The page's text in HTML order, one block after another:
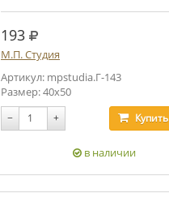
193 руб.
М.П. Студия
Артикул: mpstudia.Г-143
Размер: 40х50
− + Купить
в наличии